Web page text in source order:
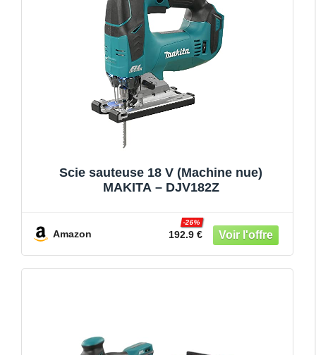
Scie sauteuse 18 V (Machine nue)
MAKITA – DJV182Z
Amazon 192.9 €
-26%